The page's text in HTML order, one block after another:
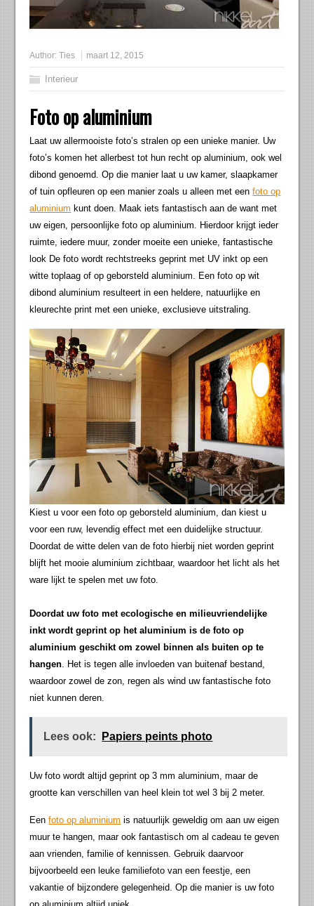
Author:Ties maart 12, 2015
Interieur
Foto op aluminium
Laat uw allermooiste foto’s stralen op een unieke manier. Uw
foto’s komen het allerbest tot hun recht op aluminium, ook wel
dibond genoemd. Op die manier laat u uw kamer, slaapkamer
of tuin opfleuren op een manier zoals u alleen met eenfoto op
aluminium kunt doen. Maak iets fantastisch aan de want met
uw eigen, persoonlijke foto op aluminium. Hierdoor krijgt ieder
ruimte, iedere muur, zonder moeite een unieke, fantastische
look De foto wordt rechtstreeks geprint met UV inkt op een
witte toplaag of op geborsteld aluminium. Een foto op wit
dibond aluminium resulteert in een heldere, natuurlijke en
kleurechte print met een unieke, exclusieve uitstraling.
Kiest u voor een foto op geborsteld aluminium, dan kiest u
voor een ruw, levendig effect met een duidelijke structuur.
Doordat de witte delen van de foto hierbij niet worden geprint
blijft het mooie aluminium zichtbaar, waardoor het licht als het
ware lijkt te spelen met uw foto.
Doordat uw foto met ecologische en milieuvriendelijke
inkt wordt geprint op het aluminium is de foto op
aluminium geschikt om zowel binnen als buiten op te
hangen. Het is tegen alle invloeden van buitenaf bestand,
waardoor zowel de zon, regen als wind uw fantastische foto
niet kunnen deren.
Lees ook: Papiers peints photo
Uw foto wordt altijd geprint op 3 mm aluminium, maar de
grootte kan verschillen van heel klein tot wel 3 bij 2 meter.
Eenfoto op aluminium is natuurlijk geweldig om aan uw eigen
muur te hangen, maar ook fantastisch om al cadeau te geven
aan vrienden, familie of kennissen. Gebruik daarvoor
bijvoorbeeld een leuke familiefoto van een feestje, een
vakantie of bijzondere gelegenheid. Op die manier is uw foto